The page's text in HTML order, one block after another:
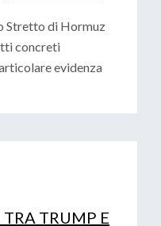
Stretto di Hormuz
concreti
evidenza
TRUMP E